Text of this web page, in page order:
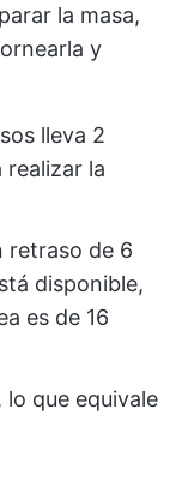
la masa,
y
lleva 2
la
retraso de 6
disponible,
es de 16
lo que equivale